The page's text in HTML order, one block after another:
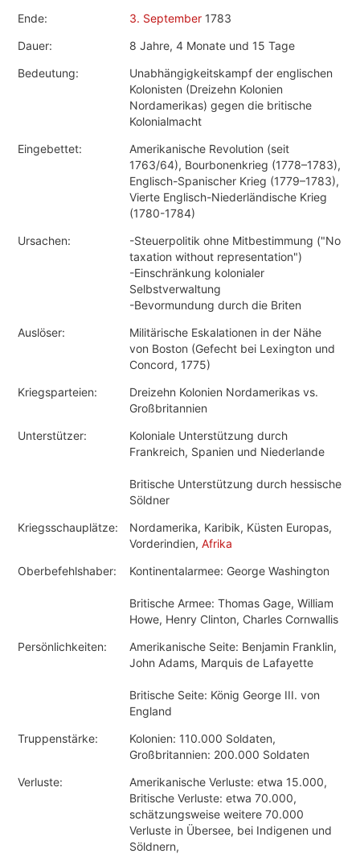
Ende:
3. September 1783
Dauer:
8 Jahre, 4 Monate und 15 Tage
Bedeutung:
Unabhängigkeitskampf der englischen
Kolonisten (Dreizehn Kolonien
Nordamerikas) gegen die britische
Kolonialmacht
Eingebettet:
Amerikanische Revolution (seit
1763/64), Bourbonenkrieg (1778–1783),
Englisch-Spanischer Krieg (1779–1783),
Vierte Englisch-Niederländische Krieg
(1780-1784)
Ursachen:
-Steuerpolitik ohne Mitbestimmung ("No
taxation without representation")
-Einschränkung kolonialer
Selbstverwaltung
-Bevormundung durch die Briten
Auslöser:
Militärische Eskalationen in der Nähe
von Boston (Gefecht bei Lexington und
Concord, 1775)
Kriegsparteien:
Dreizehn Kolonien Nordamerikas vs.
Großbritannien
Unterstützer:
Koloniale Unterstützung durch
Frankreich, Spanien und Niederlande
Britische Unterstützung durch hessische
Söldner
Kriegsschauplätze:
Nordamerika, Karibik, Küsten Europas,
Vorderindien, Afrika
Oberbefehlshaber:
Kontinentalarmee: George Washington
Britische Armee: Thomas Gage, William
Howe, Henry Clinton, Charles Cornwallis
Persönlichkeiten:
Amerikanische Seite: Benjamin Franklin,
John Adams, Marquis de Lafayette
Britische Seite: König George III. von
England
Truppenstärke:
Kolonien: 110.000 Soldaten,
Großbritannien: 200.000 Soldaten
Verluste:
Amerikanische Verluste: etwa 15.000,
Britische Verluste: etwa 70.000,
schätzungsweise weitere 70.000
Verluste in Übersee, bei Indigenen und
Söldnern,